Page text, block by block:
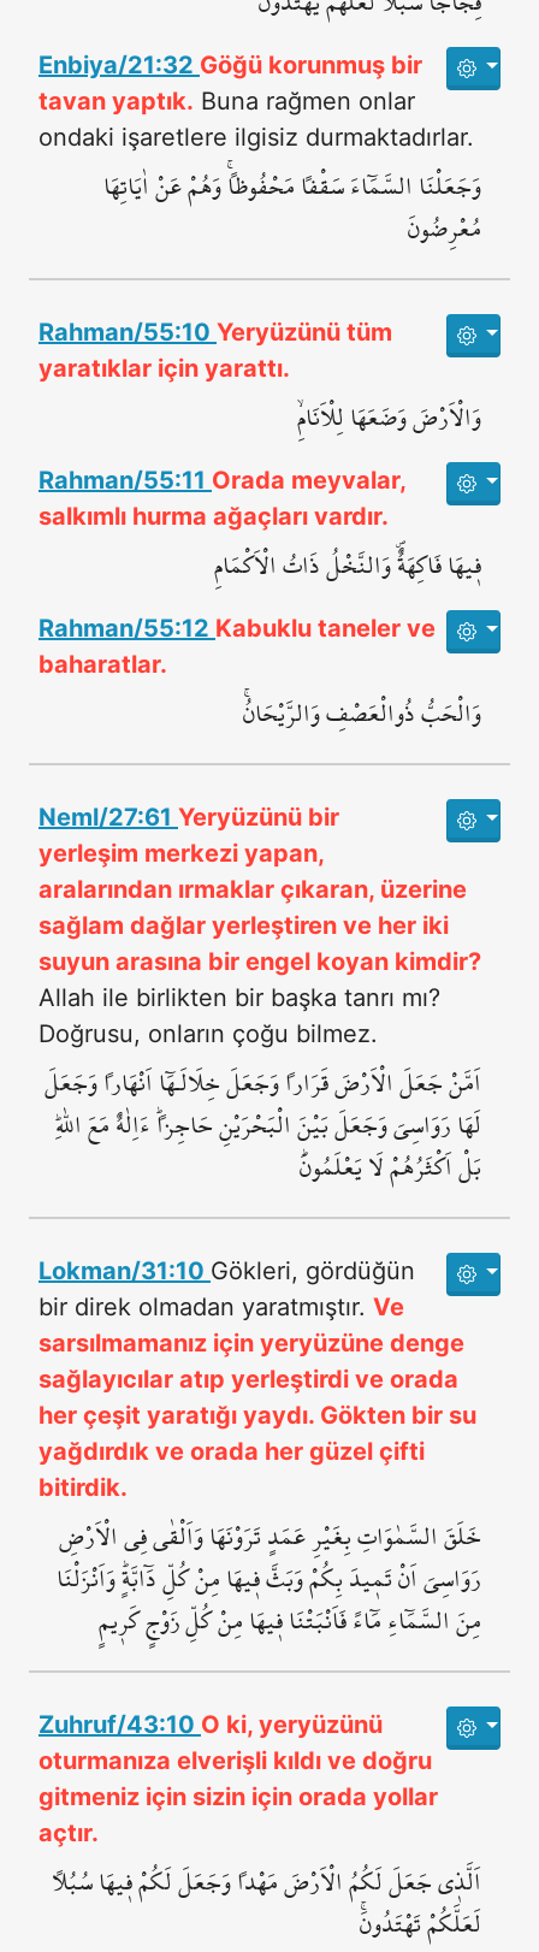
Enbiya/21:32 Göğü korunmuş bir
tavan yaptık. Buna rağmen onlar
ondaki işaretlere ilgisiz durmaktadırlar.
وَجَعَلْنَا السَّمَٓاءَ سَقْفاً مَحْفُوظاًۚ وَهُمْ عَنْ اٰيَاتِهَا
مُعْرِضُونَ
Rahman/55:10 Yeryüzünü tüm
yaratıklar için yarattı.
وَالْاَرْضَ وَضَعَهَا لِلْاَنَامِۙ
Rahman/55:11 Orada meyvalar,
salkımlı hurma ağaçları vardır.
ف۪يهَا فَاكِهَةٌۖ وَالنَّخْلُ ذَاتُ الْاَكْمَامِ
Rahman/55:12 Kabuklu taneler ve
baharatlar.
وَالْحَبُّ ذُوالْعَصْفِ وَالرَّيْحَانُۚ
Neml/27:61 Yeryüzünü bir
yerleşim merkezi yapan,
aralarından ırmaklar çıkaran, üzerine
sağlam dağlar yerleştiren ve her iki
suyun arasına bir engel koyan kimdir?
Allah ile birlikten bir başka tanrı mı?
Doğrusu, onların çoğu bilmez.
اَمَّنْ جَعَلَ الْاَرْضَ قَرَاراً وَجَعَلَ خِلَالَـهَٓا اَنْهَاراً وَجَعَلَ
لَهَا رَوَاسِيَ وَجَعَلَ بَيْنَ الْبَحْرَيْنِ حَاجِزاًۜ ءَاِلٰهٌ مَعَ اللّٰهِۜ
بَلْ اَكْثَرُهُمْ لَا يَعْلَمُونَۜ
Lokman/31:10 Gökleri, gördüğün
bir direk olmadan yaratmıştır. Ve
sarsılmamanız için yeryüzüne denge
sağlayıcılar atıp yerleştirdi ve orada
her çeşit yaratığı yaydı. Gökten bir su
yağdırdık ve orada her güzel çifti
bitirdik.
خَلَقَ السَّمٰوَاتِ بِغَيْرِ عَمَدٍ تَرَوْنَهَا وَاَلْقٰى فِي الْاَرْضِ
رَوَاسِيَ اَنْ تَم۪يدَ بِكُمْ وَبَثَّ ف۪يهَا مِنْ كُلِّ دَٓابَّةٍۜ وَاَنْزَلْنَا
مِنَ السَّمَٓاءِ مَٓاءً فَاَنْبَتْنَا ف۪يهَا مِنْ كُلِّ زَوْجٍ كَر۪يمٍ
Zuhruf/43:10 O ki, yeryüzünü
oturmanıza elverişli kıldı ve doğru
gitmeniz için sizin için orada yollar
açtır.
اَلَّذ۪ي جَعَلَ لَكُمُ الْاَرْضَ مَهْداً وَجَعَلَ لَكُمْ ف۪يهَا سُبُلاً
لَعَلَّكُمْ تَهْتَدُونَۚ